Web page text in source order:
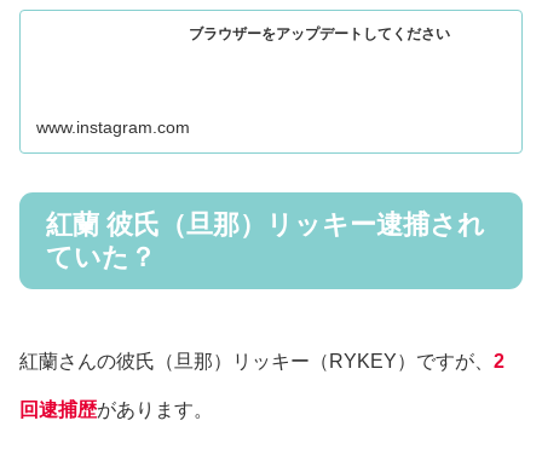
ブラウザーをアップデートしてください
www.instagram.com
紅蘭 彼氏（旦那）リッキー逮捕され
ていた？
紅蘭さんの彼氏（旦那）リッキー（RYKEY）ですが、 2
回逮捕歴があります。